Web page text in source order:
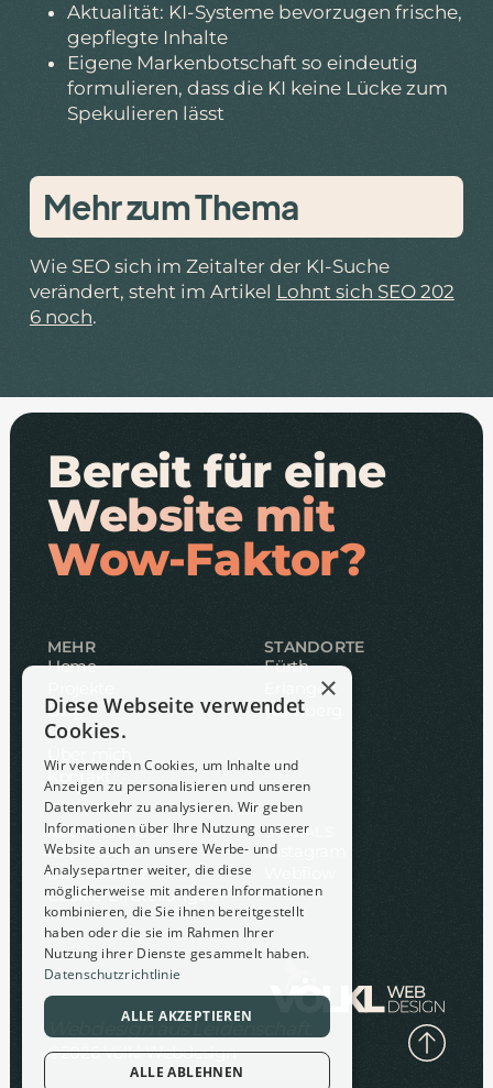
Aktualität: KI-Systeme bevorzugen frische,
gepflegte Inhalte
Eigene Markenbotschaft so eindeutig
formulieren, dass die KI keine Lücke zum
Spekulieren lässt
Mehr zum Thema
Wie SEO sich im Zeitalter der KI-Suche
verändert, steht im Artikel Lohnt sich SEO 202
6 noch.
Bereit für eine
Website mit
Wow-Faktor?
MEHR
Home
Blog
Lexikon
Kontakt
STANDORTE
Fürth
Erlangen
Nürnberg
RECHTLICHES
Impressum
Datenschutz
Cookie-Einstellungen
SOCIALS
Instagram
Zurück zur Startseite
Webdesign aus Leidenschaft.
©2026 Völkl Webdesign
×
Diese Webseite verwendet
Cookies.
Wir verwenden Cookies, um Inhalte und
Anzeigen zu personalisieren und unseren
Datenverkehr zu analysieren. Wir geben
Informationen über Ihre Nutzung unserer
Website auch an unsere Werbe- und
Analysepartner weiter, die diese
möglicherweise mit anderen Informationen
kombinieren, die Sie ihnen bereitgestellt
haben oder die sie im Rahmen Ihrer
Nutzung ihrer Dienste gesammelt haben.
Datenschutzrichtlinie
ALLE AKZEPTIEREN
ALLE ABLEHNEN